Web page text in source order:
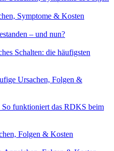
Symptome & Kosten
– und nun?
Schalten: die häufigsten
Ursachen, Folgen &
funktioniert das RDKS beim
Folgen & Kosten